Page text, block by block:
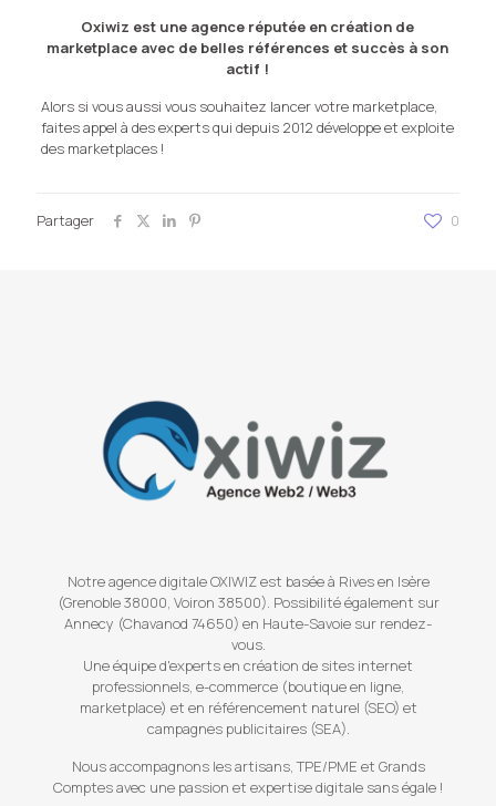
Oxiwiz est une agence réputée en création de
marketplace avec de belles références et succès à son
actif !
Alors si vous aussi vous souhaitez lancer votre marketplace,
faites appel à des experts qui depuis 2012 développe et exploite
des marketplaces !
Partager 0
Notre agence digitale OXIWIZ est basée à Rives en Isère
(Grenoble 38000, Voiron 38500). Possibilité également sur
Annecy (Chavanod 74650) en Haute-Savoie sur rendez-
vous.
Une équipe d'experts en création de sites internet
professionnels, e-commerce (boutique en ligne,
marketplace) et en référencement naturel (SEO) et
campagnes publicitaires (SEA).
Nous accompagnons les artisans, TPE/PME et Grands
Comptes avec une passion et expertise digitale sans égale !